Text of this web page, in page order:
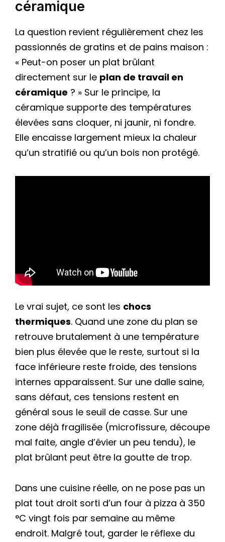
céramique
La question revient régulièrement chez les
passionnés de gratins et de pains maison :
« Peut-on poser un plat brûlant
directement sur le plan de travail en
céramique ? » Sur le principe, la
céramique supporte des températures
élevées sans cloquer, ni jaunir, ni fondre.
Elle encaisse largement mieux la chaleur
qu’un stratifié ou qu’un bois non protégé.
Le vrai sujet, ce sont les chocs
thermiques. Quand une zone du plan se
retrouve brutalement à une température
bien plus élevée que le reste, surtout si la
face inférieure reste froide, des tensions
internes apparaissent. Sur une dalle saine,
sans défaut, ces tensions restent en
général sous le seuil de casse. Sur une
zone déjà fragilisée (microfissure, découpe
mal faite, angle d’évier un peu tendu), le
plat brûlant peut être la goutte de trop.
Dans une cuisine réelle, on ne pose pas un
plat tout droit sorti d’un four à pizza à 350
°C vingt fois par semaine au même
endroit. Malgré tout, garder le réflexe du